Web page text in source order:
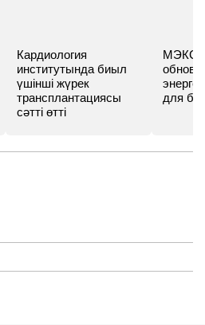
Кардиология
институтында биыл
үшінші жүрек
трансплантациясы
сәтті өтті
МЭКС -
для